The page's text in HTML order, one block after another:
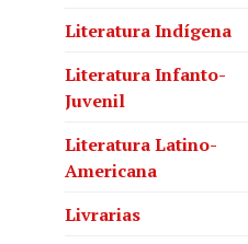
Literatura Indígena
Literatura Infanto-
Juvenil
Literatura Latino-
Americana
Livrarias